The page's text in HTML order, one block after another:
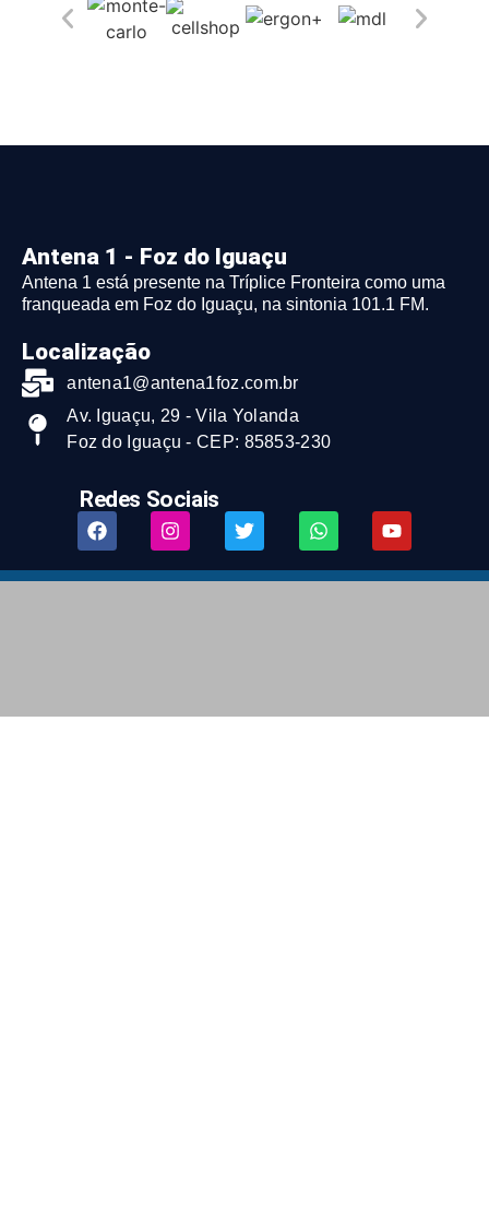
Antena 1 - Foz do Iguaçu
Antena 1 está presente na Tríplice Fronteira como uma
franqueada em Foz do Iguaçu, na sintonia 101.1 FM.
Localização
antena1@antena1foz.com.br
Av. Iguaçu, 29 - Vila Yolanda
Foz do Iguaçu - CEP: 85853-230
Redes Sociais